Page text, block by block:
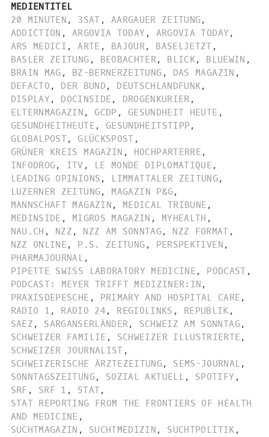
MEDIENTITEL
20 MINUTEN , 3SAT , AARGAUER ZEITUNG,
ADDICTION , ARGOVIA TODAY , ARGOVIA TODAY,
ARS MEDICI , ARTE , BAJOUR, BASELJETZT ,
BASLER ZEITUNG , BEOBACHTER, BLICK, BLUEWIN ,
BRAIN MAG , BZ-BERNERZEITUNG , DAS MAGAZIN ,
DEFACTO , DER BUND , DEUTSCHLANDFUNK,
DISPLAY, DOCINSIDE , DROGENKURIER ,
ELTERNMAGAZIN , GCDP , GESUNDHEIT HEUTE ,
GESUNDHEITHEUTE , GESUNDHEITSTIPP,
GLOBALPOST, GLÜCKSPOST ,
GRÜNER KREIS MAGAZIN , HOCHPARTERRE ,
INFODROG, ITV , LE MONDE DIPLOMATIQUE ,
LEADING OPINIONS , LIMMATTALER ZEITUNG,
LUZERNER ZEITUNG, MAGAZIN P&G,
MANNSCHAFT MAGAZIN , MEDICAL TRIBUNE ,
MEDINSIDE , MIGROS MAGAZIN , MYHEALTH ,
NAU.CH , NZZ , NZZ AM SONNTAG, NZZ FORMAT ,
NZZ ONLINE , P.S. ZEITUNG , PERSPEKTIVEN ,
PHARMAJOURNAL ,
PIPETTE SWISS LABORATORY MEDICINE , PODCAST ,
PODCAST: MEYER TRIFFT MEDIZINER:IN ,
PRAXISDEPESCHE , PRIMARY AND HOSPITAL CARE ,
RADIO 1 , RADIO 24, REGIOLINKS , REPUBLIK ,
SAEZ , SARGANSERLÄNDER, SCHWEIZ AM SONNTAG,
SCHWEIZER FAMILIE , SCHWEIZER ILLUSTRIERTE ,
SCHWEIZER JOURNALIST ,
SCHWEIZERISCHE ÄRZTEZEITUNG, SEMS-JOURNAL ,
SONNTAGSZEITUNG, SOZIAL AKTUELL , SPOTIFY ,
SRF , SRF 1 , STAT,
STAT REPORTING FROM THE FRONTIERS OF HEALTH
AND MEDICINE ,
SUCHTMAGAZIN , SUCHTMEDIZIN , SUCHTPOLITIK ,